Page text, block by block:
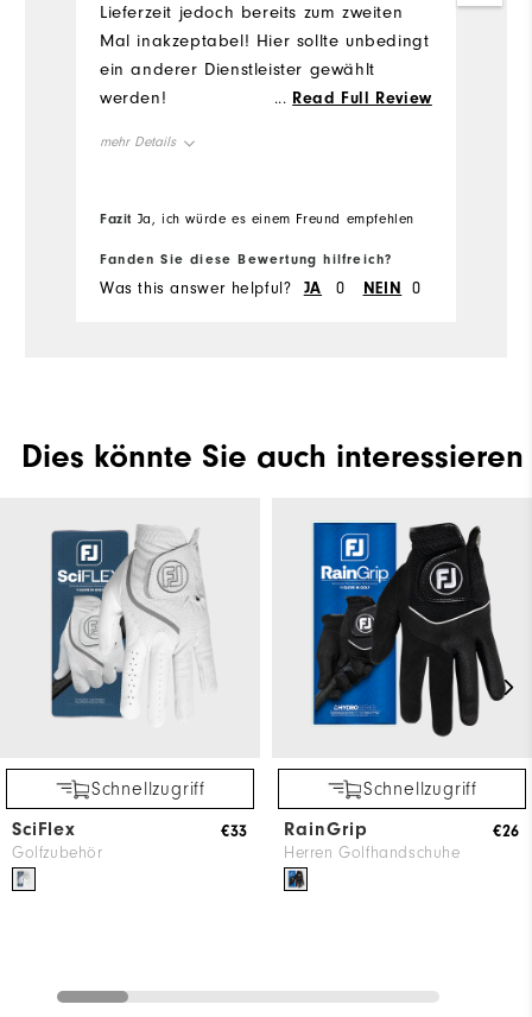
Lieferzeit jedoch bereits zum zweiten
Mal inakzeptabel! Hier sollte unbedingt
ein anderer Dienstleister gewählt
werden!
... Read Full Review
mehr Details
Nachteile
Passform
Fazit Ja, ich würde es einem Freund empfehlen
Fanden Sie diese Bewertung hilfreich?
Was this answer helpful? JA 0 NEIN 0
Dies könnte Sie auch interessieren
Schnellzugriff
SciFlex
Golfzubehör
€33
Schnellzugriff
RainGrip
Herren Golfhandschuhe
€26